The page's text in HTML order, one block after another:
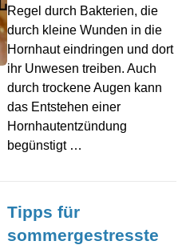
Regel durch Bakterien, die
durch kleine Wunden in die
Hornhaut eindringen und dort
ihr Unwesen treiben. Auch
durch trockene Augen kann
das Entstehen einer
Hornhautentzündung
begünstigt …
Tipps für
sommergestresste